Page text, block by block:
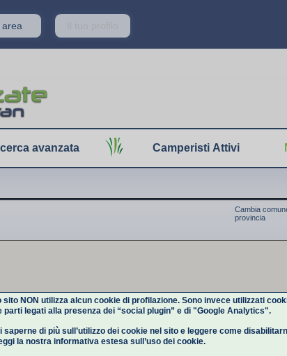
avanzata Camperisti Attivi
Cambia
provincia
area
sito NON utilizza alcun cookie di profilazione. Sono invece utilizzati
parti legati alla presenza dei “social plugin” e di "Google Analytics".
saperne di più sull’utilizzo dei cookie nel sito e leggere come
la nostra informativa estesasull’uso dei cookie.